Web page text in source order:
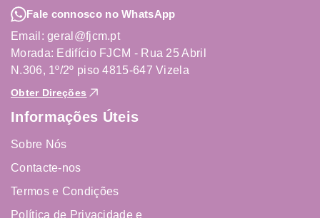
Fale connosco no WhatsApp
Email: geral@fjcm.pt
Morada: Edifício FJCM - Rua 25 Abril
N.306, 1º/2º piso 4815-647 Vizela
Obter Direções
Informações Úteis
Sobre Nós
Contacte-nos
Termos e Condições
Política de Privacidade e